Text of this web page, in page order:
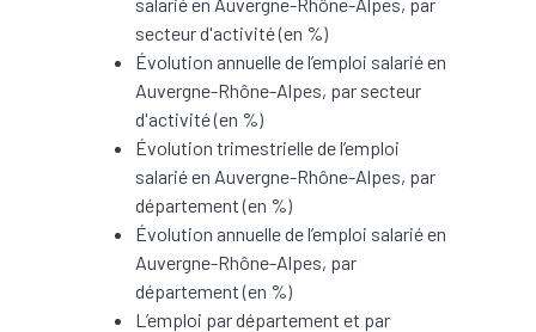
secteur d'activité (en %)
Évolution annuelle de l’emploi salarié en
Auvergne-Rhône-Alpes, par secteur
d'activité (en %)
Évolution trimestrielle de l’emploi
salarié en Auvergne-Rhône-Alpes, par
département (en %)
Évolution annuelle de l’emploi salarié en
Auvergne-Rhône-Alpes, par
département (en %)
L’emploi par département et par